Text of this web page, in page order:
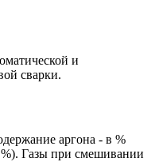
и
сварки.
аргона - в %
Газы при смешивании